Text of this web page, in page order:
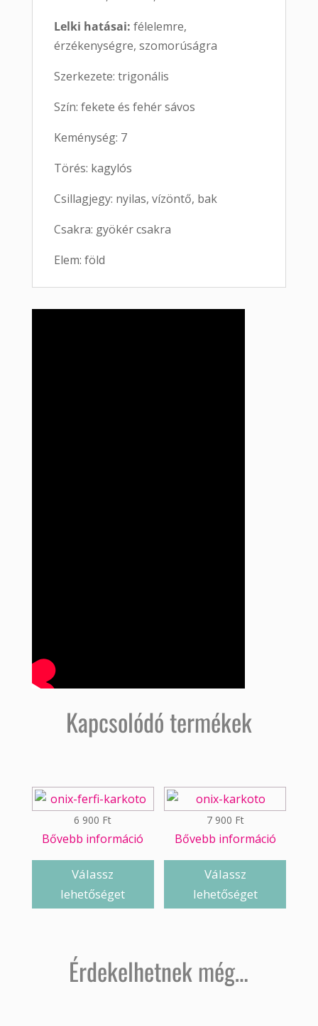
Lelki hatásai: félelemre,
érzékenységre, szomorúságra
Szerkezete: trigonális
Szín: fekete és fehér sávos
Keménység: 7
Törés: kagylós
Csillagjegy: nyilas, vízöntő, bak
Csakra: gyökér csakra
Elem: föld
Kapcsolódó termékek
6 900 Ft
Bővebb információ
Válassz
lehetőséget
7 900 Ft
Bővebb információ
Válassz
lehetőséget
Érdekelhetnek még…